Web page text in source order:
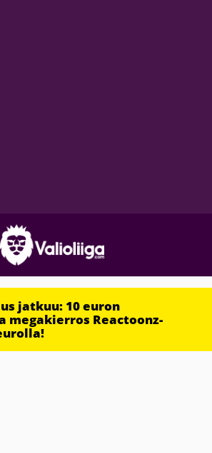
jatkuu: 10 euron
megakierros Reactoonz-